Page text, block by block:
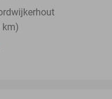
km)